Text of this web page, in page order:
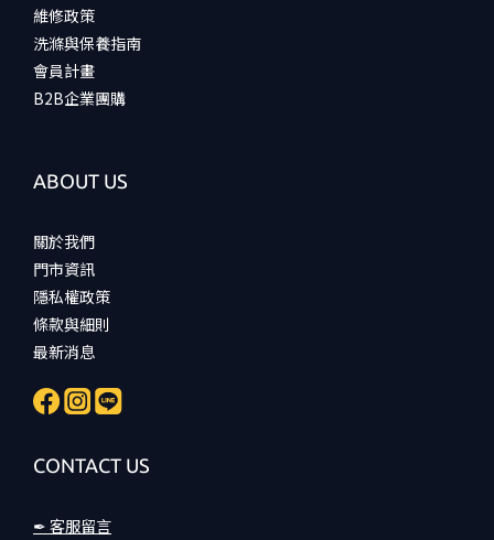
維修政策
洗滌與保養指南
會員計畫
B2B企業團購
ABOUT US
關於我們
門市資訊
隱私權政策
條款與細則
最新消息
CONTACT US
✒ 客服留言